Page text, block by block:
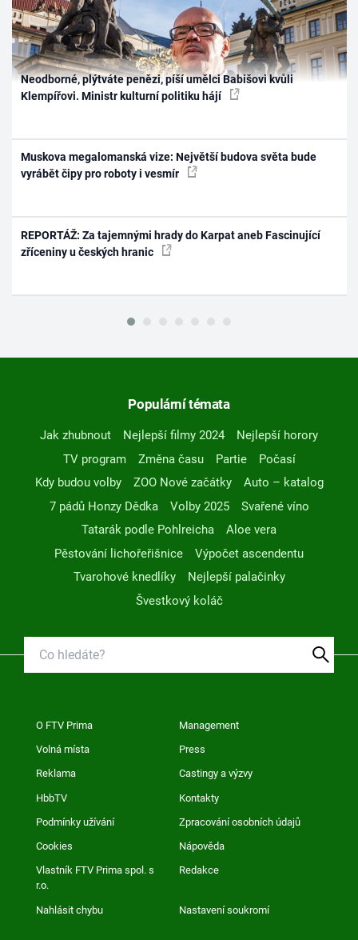
Neodborné, plýtváte penězi, píší umělci Babišovi kvůli
Klempířovi. Ministr kulturní politiku hájí
Muskova megalomanská vize: Největší budova světa bude
vyrábět čipy pro roboty i vesmír
REPORTÁŽ: Za tajemnými hrady do Karpat aneb Fascinující
zříceniny u českých hranic
Populární témata
Jak zhubnout Nejlepší filmy 2024
Nejlepší horory
TV program
Změna času Partie
Počasí
Kdy budou volby
ZOO Nové začátky
Auto – katalog
7 pádů Honzy Dědka
Volby 2025
Svařené víno
Tatarák podle Pohlreicha
Aloe vera
Pěstování lichořeřišnice
Výpočet ascendentu
Tvarohové knedlíky
Nejlepší palačinky
Švestkový koláč
O FTV Prima Management
Volná místa Press
Reklama Castingy a výzvy
HbbTV Kontakty
Podmínky užívání Zpracování osobních údajů
Cookies Nápověda
Vlastník FTV Prima spol. s
r.o.
Redakce
Nahlásit chybu Nastavení soukromí